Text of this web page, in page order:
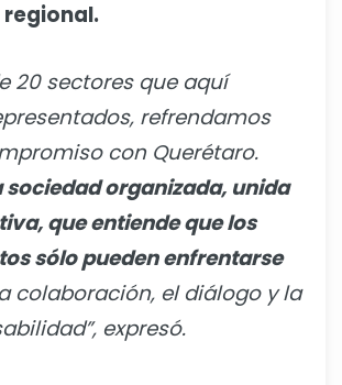
20 sectores que aquí
refrendamos
con Querétaro.
sociedad organizada, unida
que entiende que los
sólo pueden enfrentarse
colaboración, el diálogo y la
expresó.